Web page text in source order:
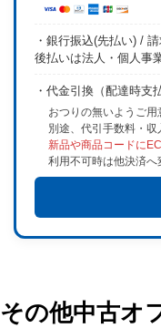
・銀行振込(先払い) /
後払いは法人・個人事
・代金引換（配達時支
おつりの無いようご用
別途、代引手数料・収
新品や商品コードに
利用不可時は他決済へ
その他中古オ